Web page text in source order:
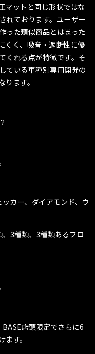
マットと同じ形状ではな
れております。ユーザー
った類似商品とはまった
くく、吸音・遮断性に優
くれる点が特徴です。そ
ている車種別専用開発の
ます。
カー、ダイアモンド、ウ
3種類、3種類あるフロ
店頭限定でさらに6
す。